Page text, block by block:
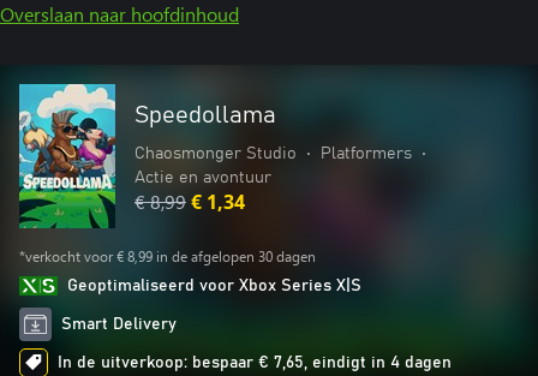
Overslaan naar hoofdinhoud
Speedollama
Chaosmonger Studio • Platformers
•
Actie en avontuur
€ 8,99€ 1,34
*verkocht voor € 8,99 in de afgelopen 30 dagen
Geoptimaliseerd voor Xbox Series X|S
Smart Delivery
In de uitverkoop: bespaar € 7,65, eindigt in 4 dagen